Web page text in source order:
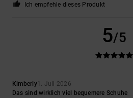
Ich empfehle dieses Produkt
5/5
Kimberly1. Juli 2026
Das sind wirklich viel bequemere Schuhe